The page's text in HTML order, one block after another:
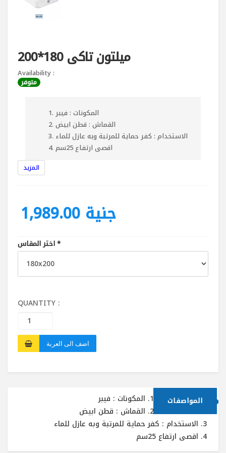
ميلتون تاكى 180*200
Availability :
متوفر
المكونات : فيبر
القماش : قطن ابيض
الاستخدام : كفر حماية للمرتبة وبه عازل للماء
اقصى ارتفاع 25سم
المزيد
1,989.00 جنية
*
QUANTITY :
اضف الى العربة
المواصفات
المكونات : فيبر
القماش : قطن ابيض
الاستخدام : كفر حماية للمرتبة وبه عازل للماء
اقصى ارتفاع 25سم